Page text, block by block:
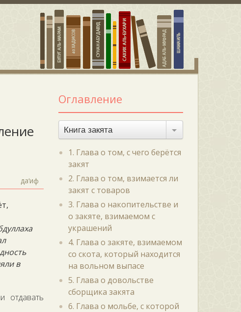
да‘иф
в
отдавать
Оглавление
Книга закята
1. Глава о том, с чего берётся
закят
2. Глава о том, взимается ли
закят с товаров
3. Глава о накопительстве и
о закяте, взимаемом с
украшений
4. Глава о закяте, взимаемом
со скота, который находится
на вольном выпасе
5. Глава о довольстве
сборщика закята
6. Глава о мольбе, с которой